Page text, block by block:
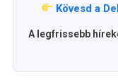
Kövesd a
A legfrissebb